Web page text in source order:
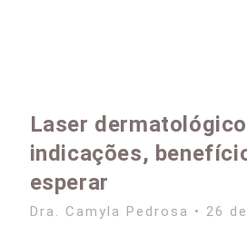
Laser
indicações,
esperar
Dra. Camyla Pedrosa 26